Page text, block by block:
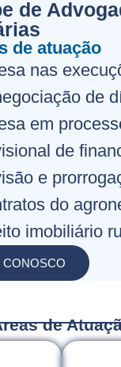
de
de atuação
nas
de
em
de
e
do
imobiliário
CONOSCO
de